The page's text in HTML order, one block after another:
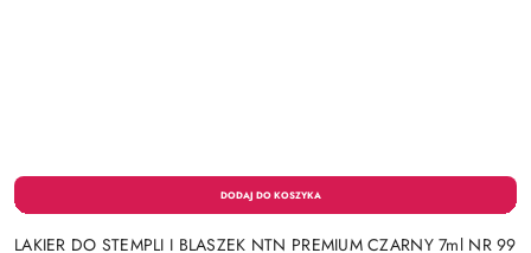
LAKIER DO STEMPLI I BLASZEK NTN PREMIUM CZARNY 7ml NR 99